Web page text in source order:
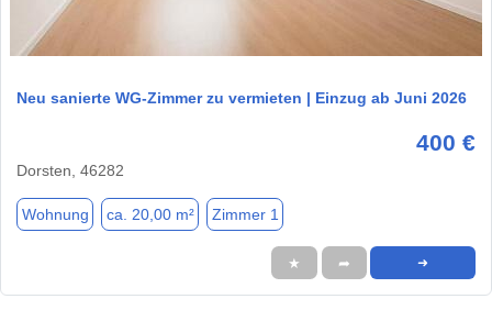
Neu sanierte WG‑Zimmer zu vermieten | Einzug ab Juni 2026
400 €
Dorsten, 46282
Wohnung ca. 20,00 m² Zimmer 1
★ ➦ ➜